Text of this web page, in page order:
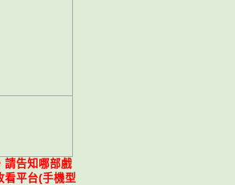
請告知哪部戲
看平台(手機型